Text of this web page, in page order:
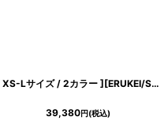
[ XS-Lサイズ / 2カラー ][ERUKEI/SETTAN]ブラック・レッド・立体刺繍・ウエストリボン・Aライン・Vネック・ロングドレス[送料無料]
39,380円(税込)